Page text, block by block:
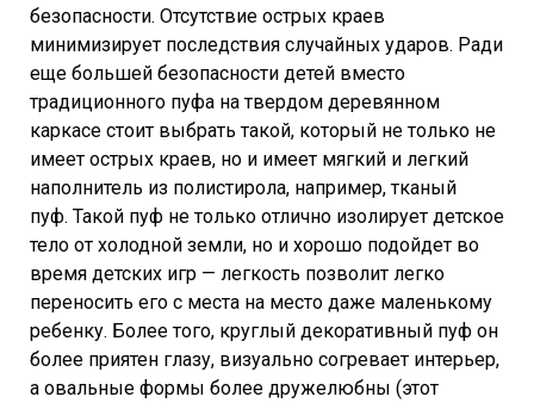
безопасности. Отсутствие острых краев
минимизирует последствия случайных ударов. Ради
еще большей безопасности детей вместо
традиционного пуфа на твердом деревянном
каркасе стоит выбрать такой, который не только не
имеет острых краев, но и имеет мягкий и легкий
наполнитель из полистирола, например, тканый
пуф. Такой пуф не только отлично изолирует детское
тело от холодной земли, но и хорошо подойдет во
время детских игр — легкость позволит легко
переносить его с места на место даже маленькому
ребенку. Более того, круглый декоративный пуф он
более приятен глазу, визуально согревает интерьер,
а овальные формы более дружелюбны (этот